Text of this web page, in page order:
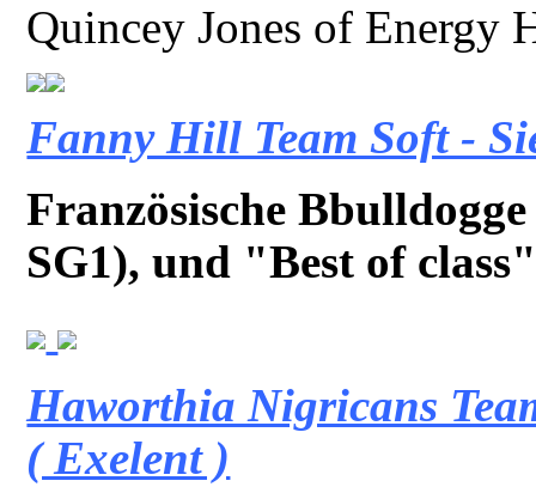
Quincey Jones of Energy
Fanny Hill Team Soft -
Französische
SG1), und "Best of
Haworthia Nigricans
( Exelent )